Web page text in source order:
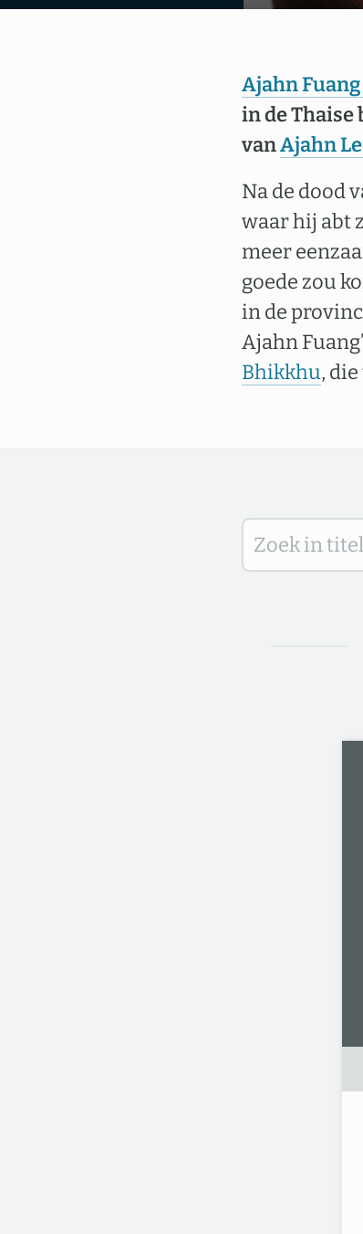
Ajahn
in de Thaise
vanAjahn
Na de dood
waar hij abt
meer
goede zou
in de
Ajahn
Bhikkhu,